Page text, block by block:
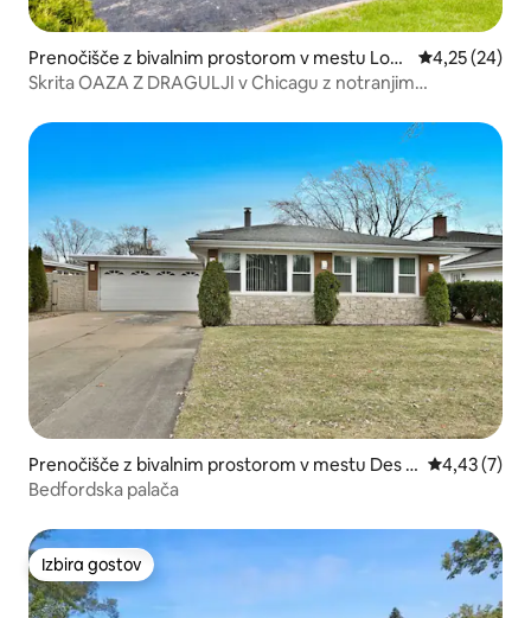
Prenočišče z bivalnim prostorom v mestu Lock
port
Povprečna
4,25 (24)
Skrita OAZA Z DRAGULJI v Chicagu z notranjim
Prenočišče z bivalnim prostorom v mestu Des P
laines
Povprečna
4,43 (7)
Bedfordska palača
Izbira gostov
Izbira gostov